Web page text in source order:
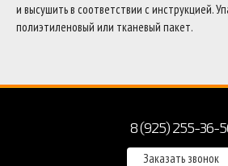
и высушить в соответствии с инструкцией.
полиэтиленовый или тканевый пакет.
8 (925) 255-36-
Заказать звонок